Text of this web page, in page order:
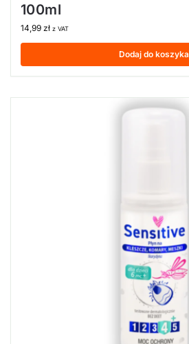
100ml
14,99 zł z VAT
Dodaj do koszyka